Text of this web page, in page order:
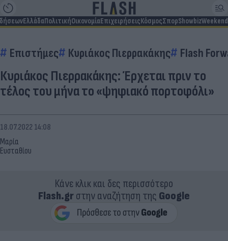
ΕλλάδαΠολιτικήΟικονομίαΕπιχειρήσειςΚόσμοςΣπορShowbizWeekend
Επιστήμες Κυριάκος Πιερρακάκης Flash
Κυριάκος Πιερρακάκης: Έρχεται πριν το
τέλος του μήνα το «ψηφιακό πορτοφόλι»
Μαρία
Ευσταθίου
18.07.2022 14:08
Κάνε κλικ και δες περισσότερο
Flash.grστην αναζήτηση της Google